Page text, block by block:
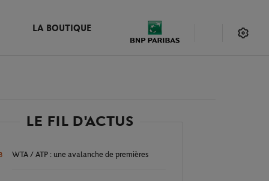
LA BOUTIQUE
LE FIL D'ACTUS
WTA / ATP : une avalanche de premières